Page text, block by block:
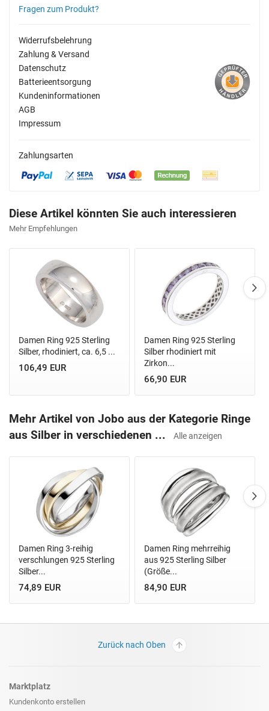
Fragen zum Produkt?
Widerrufsbelehrung
Zahlung & Versand
Datenschutz
Batterieentsorgung
Kundeninformationen
AGB
Impressum
Zahlungsarten
Diese Artikel könnten Sie auch interessieren
Mehr Empfehlungen
Damen Ring 925 Sterling
Silber, rhodiniert, ca. 6,5 ...
106,49 EUR
Damen Ring 925 Sterling
Silber rhodiniert mit
Zirkon...
66,90 EUR
Mehr Artikel von Jobo aus der Kategorie Ringe
aus Silber in verschiedenen ...
Alle anzeigen
Damen Ring 3-reihig
verschlungen 925 Sterling
Silber...
74,89 EUR
Damen Ring mehrreihig
aus 925 Sterling Silber
(Größe...
84,90 EUR
Zurück nach Oben
Marktplatz
Kundenkonto erstellen